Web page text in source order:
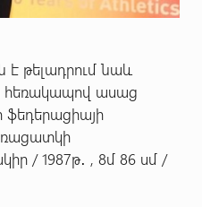
է թելադրում նաև
հեռակապով ասաց
/ 1987թ․ , 8մ 86 սմ /